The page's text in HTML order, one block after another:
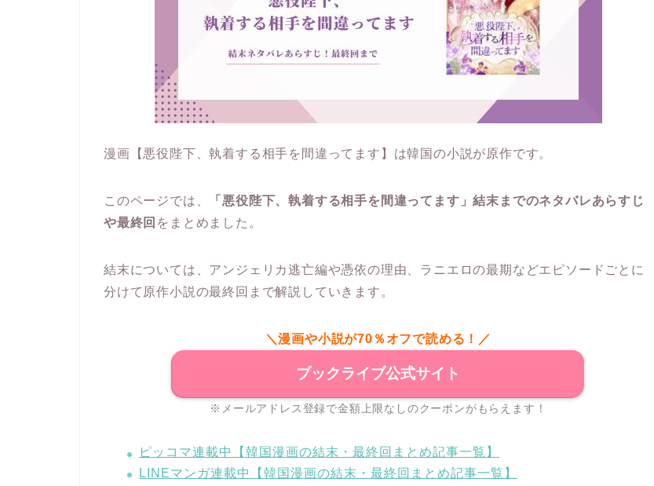
漫画【悪役陛下、執着する相手を間違ってます】は韓国の小説が原作です。
このページでは、
「悪役陛下、執着する相手を間違ってます」結末までのネタバレあらすじ
や最終回 をまとめました。
結末については、アンジェリカ逃亡編や憑依の理由、ラニエロの最期などエピソードごとに
分けて原作小説の最終回まで解説していきます。
＼漫画や小説が70％オフで読める！／
ブックライブ公式サイト
※メールアドレス登録で金額上限なしのクーポンがもらえます！
ピッコマ連載中【韓国漫画の結末・最終回まとめ記事一覧】
LINEマンガ連載中【韓国漫画の結末・最終回まとめ記事一覧】